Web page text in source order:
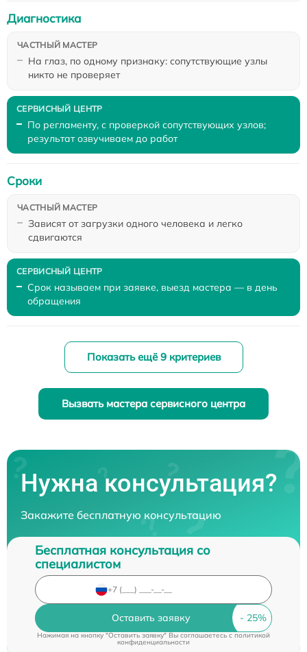
На глаз, по одному признаку: сопутствующие узлы
никто не проверяет
Диагностика
По регламенту, с проверкой сопутствующих узлов;
результат озвучиваем до работ
Зависят от загрузки одного человека и легко
сдвигаются
Сроки
Срок называем при заявке, выезд мастера — в день
обращения
Показать ещё 9 критериев
Вызвать мастера сервисного центра
Нужна консультация?
Закажите бесплатную консультацию
Бесплатная консультация со
специалистом
Оставить заявку
Нажимая на кнопку "Оставить заявку" Вы соглашаетесь cполитикой
конфиденциальности